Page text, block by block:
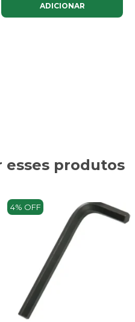
ADICIONAR
esses produtos
4% OFF